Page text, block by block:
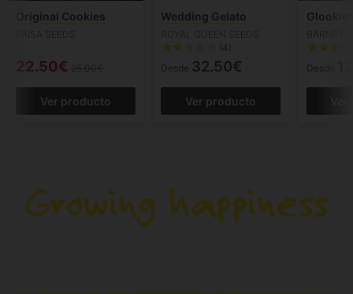
Original Cookies
22.50€
Ver producto
Wedding Gelato
(4)
Desde 32.50€
Ver producto
Desde